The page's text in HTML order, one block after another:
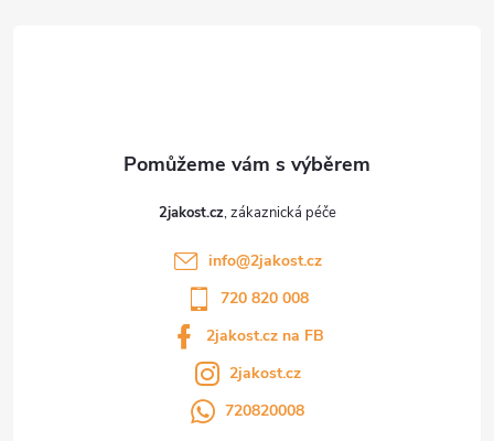
2jakost.cz
info@2jakost.cz
720 820 008
2jakost.cz na FB
2jakost.cz
720820008